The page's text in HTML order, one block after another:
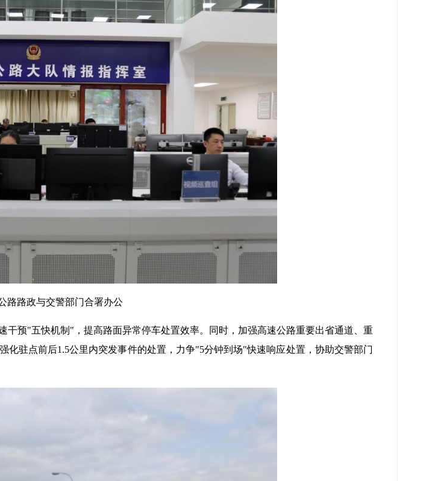
路路政与交警部门合署办公
干预"五快机制"，提高路面异常停车处置效率。同时，加强高速公路重要出省通道、重
驻点前后1.5公里内突发事件的处置，力争"5分钟到场"快速响应处置，协助交警部门